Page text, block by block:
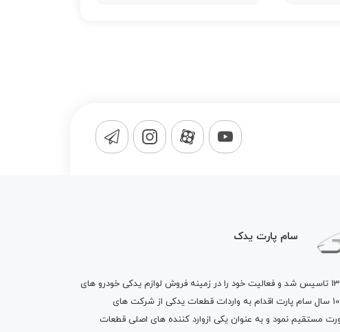
سام پارت یدک
در سال 1365 تاسیس شد و فعالیت خود را در زمینه فروش لوازم یدکی خودرو های
داخلی آغاز کرد . پس از گذشت10 سال سام پارت اقدام به واردات قطعات یدکی از شرکت های
مستقیم نمود و به عنوان یکی ازوارد کننده های اصلی قطعات